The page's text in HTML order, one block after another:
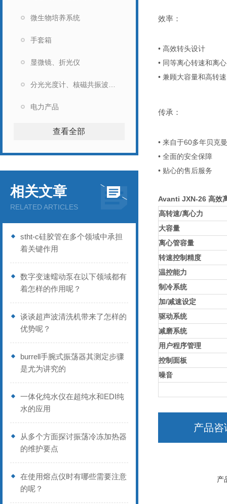
微生物培养系统
手套箱
显微镜、折光仪
电力产品
查看全部
相关文章
RELATED ARTICLES
stht-c硅胶管在多个领域中承担
着关键作用
数字变速蠕动泵在以下领域都有
着怎样的作用呢？
谈谈超声波清洗机带来了怎样的
优势呢？
burrell手腕式振荡器其测定步骤
是尤为讲究的
一体化纯水仪在超纯水和EDI纯
水的应用
从多个方面探讨振荡冷冻加热器
的维护要点
在使用熔点仪时有哪些需要注意
的呢？
效率：
• 高效转头设计
• 同等离心转速和离
• 兼顾大容量和高转
传承：
• 来自于60多年贝克
• 全面的安全保障
• 贴心的售后服务
Avanti JXN-26 高效
高转速/离心力
大容量
离心管容量
转速控制精度
温控能力
制冷系统
加/减速设定
驱动系统
减磨系统
用户程序管理
控制面板
噪音
产品咨
产